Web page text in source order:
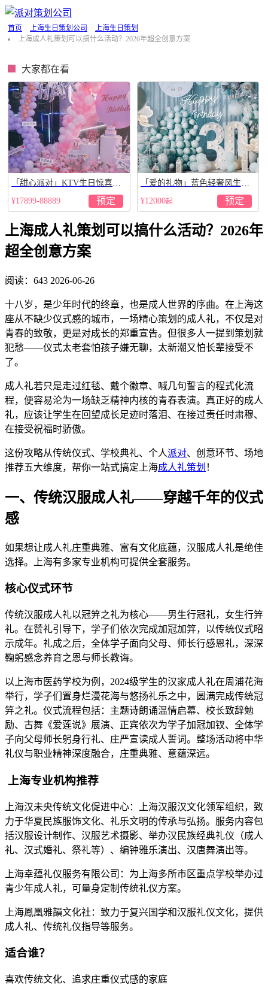
首页 上海生日策划公司
上海生日策划
上海成人礼策划可以搞什么活动？2026年超全创意方案
大家都在看
「甜心派对」KTV生日惊喜派
对策划
¥17899-88889 预定
「爱的礼物」蓝色轻奢风生日
惊喜布置
¥12000起 预定
上海成人礼策划可以搞什么活动？2026年
超全创意方案
阅读：643 2026-06-26
十八岁，是少年时代的终章，也是成人世界的序曲。在上海这
座从不缺少仪式感的城市，一场精心策划的成人礼，不仅是对
青春的致敬，更是对成长的郑重宣告。但很多人一提到策划就
犯愁——仪式太老套怕孩子嫌无聊，太新潮又怕长辈接受不
了。
成人礼若只是走过红毯、戴个徽章、喊几句誓言的程式化流
程，便容易沦为一场缺乏精神内核的青春表演。真正好的成人
礼，应该让学生在回望成长足迹时落泪、在接过责任时肃穆、
在接受祝福时骄傲。
这份攻略从传统仪式、学校典礼、个人派对、创意环节、场地
推荐五大维度，帮你一站式搞定上海成人礼策划 ！
一、传统汉服成人礼——穿越千年的仪式
感
如果想让成人礼庄重典雅、富有文化底蕴，汉服成人礼是绝佳
选择。上海有多家专业机构可提供全套服务。
核心仪式环节
传统汉服成人礼以冠笄之礼为核心——男生行冠礼，女生行笄
礼。在赞礼引导下，学子们依次完成加冠加笄，以传统仪式昭
示成年。礼成之后，全体学子面向父母、师长行感恩礼，深深
鞠躬感念养育之恩与师长教诲。
以上海市医药学校为例，2024级学生的汉家成人礼在周浦花海
举行，学子们置身烂漫花海与悠扬礼乐之中，圆满完成传统冠
笄之礼。仪式流程包括：主题诗朗诵温情启幕、校长致辞勉
励、古舞《爱莲说》展演、正宾依次为学子加冠加钗、全体学
子向父母师长躬身行礼、庄严宣读成人誓词。整场活动将中华
礼仪与职业精神深度融合，庄重典雅、意蕴深远。
️ 上海专业机构推荐
上海汉未央传统文化促进中心：上海汉服汉文化领军组织，致
力于华夏民族服饰文化、礼乐文明的传承与弘扬。服务内容包
括汉服设计制作、汉服艺术摄影、举办汉民族经典礼仪（成人
礼、汉式婚礼、祭礼等）、编钟雅乐演出、汉唐舞演出等。
上海幸蕴礼仪服务有限公司：为上海多所市区重点学校举办过
青少年成人礼，可量身定制传统礼仪方案。
上海鳳凰雅韻文化社：致力于复兴国学和汉服礼仪文化，提供
成人礼、传统礼仪指导等服务。
适合谁？
喜欢传统文化、追求庄重仪式感的家庭